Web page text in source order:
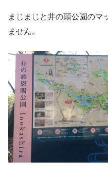
まじまじと井の頭公園のマ
ません。